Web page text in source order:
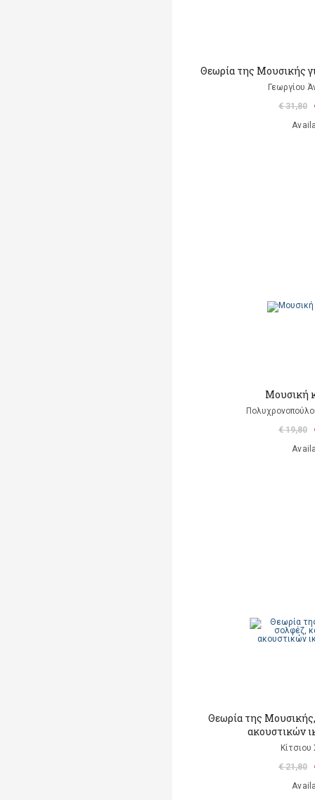
Θεωρία της Μουσικής
Γεωργίου
€ 31,80
Μουσική
€ 19,80
Θεωρία της Μουσικής,
ακουστικών
€ 21,80